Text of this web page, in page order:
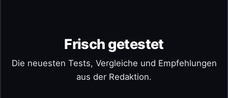
Frisch getestet
Die neuesten Tests, Vergleiche und Empfehlungen
aus der Redaktion.